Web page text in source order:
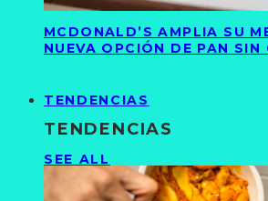
MCDONALD’S AMPLIA SU
NUEVA OPCIÓN DE PAN SIN
TENDENCIAS
TENDENCIAS
SEE ALL